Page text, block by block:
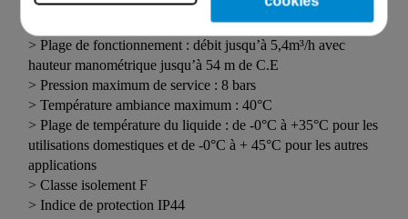
Utilisation
> Plage de fonctionnement : débit jusqu’à 5,4m³/h avec
hauteur manométrique jusqu’à 54 m de C.E
> Pression maximum de service : 8 bars
> Température ambiance maximum : 40°C
> Plage de température du liquide : de -0°C à +35°C pour les
utilisations domestiques et de -0°C à + 45°C pour les autres
applications
> Classe isolement F
> Indice de protection IP44